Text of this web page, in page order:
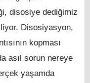
disosiye dediğimiz
Disosiyasyon,
kopması
asıl sorun nereye
yaşamda